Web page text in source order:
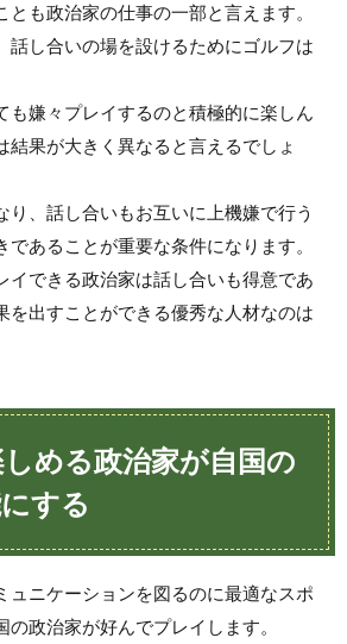
とも政治家の仕事の一部と言えます。
話し合いの場を設けるためにゴルフは
も嫌々プレイするのと積極的に楽しん
結果が大きく異なると言えるでしょ
り、話し合いもお互いに上機嫌で行う
であることが重要な条件になります。
イできる政治家は話し合いも得意であ
を出すことができる優秀な人材なのは
める政治家が自国の
する
ュニケーションを図るのに最適なスポ
政治家が好んでプレイします。